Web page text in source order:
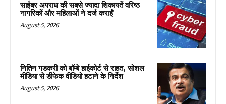
साईबर अपराध की सबसे ज्यादा शिकायतें वरिष्ठ
नागरिकों और महिलाओं ने दर्ज कराईं
August 5, 2026
नितिन गडकरी को बॉम्बे हाईकोर्ट से राहत, सोशल
मीडिया से डीफेक वीडियो हटाने के निर्देश
August 5, 2026